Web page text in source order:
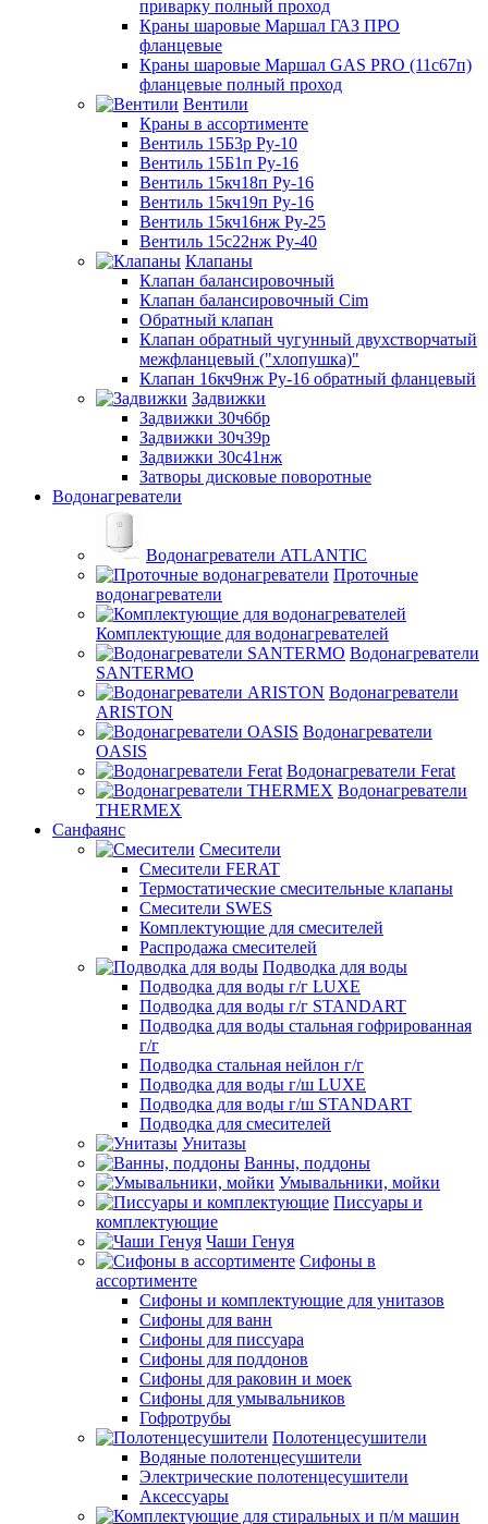
приварку полный проход
Краны шаровые Маршал ГАЗ ПРО
фланцевые
Краны шаровые Маршал GAS PRO (11с67п)
фланцевые полный проход
Вентили
Краны в ассортименте
Вентиль 15Б3р Ру-10
Вентиль 15Б1п Ру-16
Вентиль 15кч18п Ру-16
Вентиль 15кч19п Ру-16
Вентиль 15кч16нж Ру-25
Вентиль 15с22нж Ру-40
Клапаны
Клапан балансировочный
Клапан балансировочный Cim
Обратный клапан
Клапан обратный чугунный двухстворчатый
межфланцевый ("хлопушка)"
Клапан 16кч9нж Ру-16 обратный фланцевый
Задвижки
Задвижки 30ч6бр
Задвижки 30ч39р
Задвижки 30с41нж
Затворы дисковые поворотные
Водонагреватели
Водонагреватели ATLANTIC
Проточные
водонагреватели
Комплектующие для водонагревателей
Водонагреватели
SANTERMO
Водонагреватели
ARISTON
Водонагреватели
OASIS
Водонагреватели Ferat
Водонагреватели
THERMEX
Санфаянс
Смесители
Смесители FERAT
Термостатические смесительные клапаны
Смесители SWES
Комплектующие для смесителей
Распродажа смесителей
Подводка для воды
Подводка для воды г/г LUXE
Подводка для воды г/г STANDART
Подводка для воды стальная гофрированная
г/г
Подводка стальная нейлон г/г
Подводка для воды г/ш LUXE
Подводка для воды г/ш STANDART
Подводка для смесителей
Унитазы
Ванны, поддоны
Умывальники, мойки
Писсуары и
комплектующие
Чаши Генуя
Сифоны в
ассортименте
Сифоны и комплектующие для унитазов
Сифоны для ванн
Сифоны для писсуара
Сифоны для поддонов
Сифоны для раковин и моек
Сифоны для умывальников
Гофротрубы
Полотенцесушители
Водяные полотенцесушители
Электрические полотенцесушители
Аксессуары